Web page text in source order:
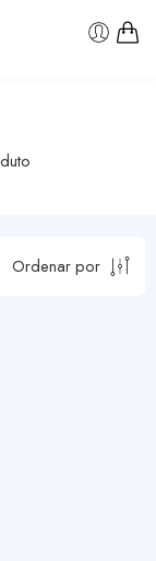
Ordenar por